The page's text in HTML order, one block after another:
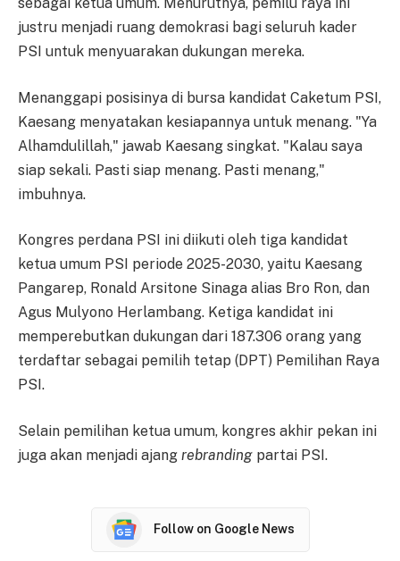
justru menjadi ruang demokrasi bagi seluruh kader
PSI untuk menyuarakan dukungan mereka.
Menanggapi posisinya di bursa kandidat Caketum PSI,
Kaesang menyatakan kesiapannya untuk menang. "Ya
Alhamdulillah," jawab Kaesang singkat. "Kalau saya
siap sekali. Pasti siap menang. Pasti menang,"
imbuhnya.
Kongres perdana PSI ini diikuti oleh tiga kandidat
ketua umum PSI periode 2025-2030, yaitu Kaesang
Pangarep, Ronald Arsitone Sinaga alias Bro Ron, dan
Agus Mulyono Herlambang. Ketiga kandidat ini
memperebutkan dukungan dari 187.306 orang yang
terdaftar sebagai pemilih tetap (DPT) Pemilihan Raya
PSI.
Selain pemilihan ketua umum, kongres akhir pekan ini
juga akan menjadi ajang rebranding partai PSI.
Follow on Google News